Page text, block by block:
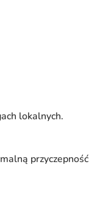
lokalnych.
przyczepność